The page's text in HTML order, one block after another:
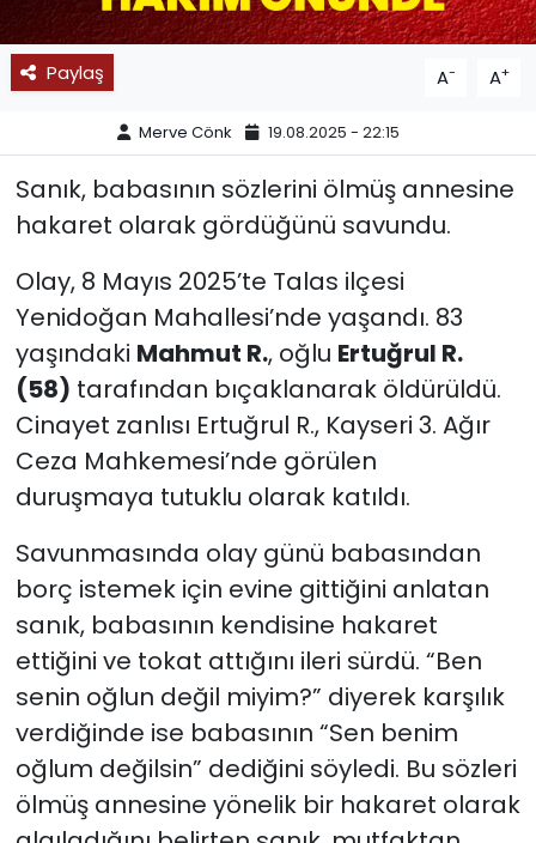
Paylaş A- A+
Merve Cönk 19.08.2025 - 22:15
Sanık, babasının sözlerini ölmüş annesine
hakaret olarak gördüğünü savundu.
Olay, 8 Mayıs 2025’te Talas ilçesi
Yenidoğan Mahallesi’nde yaşandı. 83
yaşındaki Mahmut R., oğlu Ertuğrul R.
(58) tarafından bıçaklanarak öldürüldü.
Cinayet zanlısı Ertuğrul R., Kayseri 3. Ağır
Ceza Mahkemesi’nde görülen
duruşmaya tutuklu olarak katıldı.
Savunmasında olay günü babasından
borç istemek için evine gittiğini anlatan
sanık, babasının kendisine hakaret
ettiğini ve tokat attığını ileri sürdü. “Ben
senin oğlun değil miyim?” diyerek karşılık
verdiğinde ise babasının “Sen benim
oğlum değilsin” dediğini söyledi. Bu sözleri
ölmüş annesine yönelik bir hakaret olarak